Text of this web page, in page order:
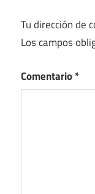
Tu dirección de
Los campos
Comentario*